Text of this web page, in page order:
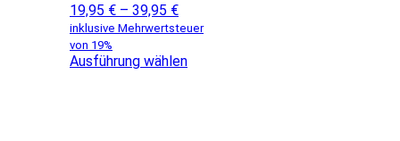
19,95 € – 39,95 €
inklusive Mehrwertsteuer
von 19%
Ausführung wählen